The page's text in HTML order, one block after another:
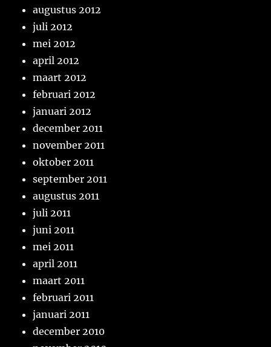
augustus 2012
juli 2012
mei 2012
april 2012
maart 2012
februari 2012
januari 2012
december 2011
november 2011
oktober 2011
september 2011
augustus 2011
juli 2011
juni 2011
mei 2011
april 2011
maart 2011
februari 2011
januari 2011
december 2010